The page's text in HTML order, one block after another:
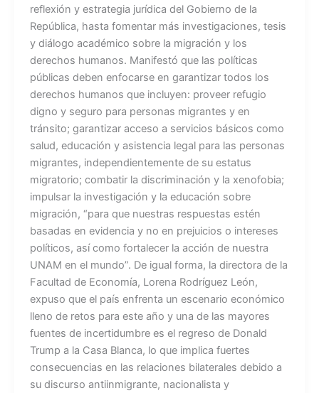
reflexión y estrategia jurídica del Gobierno de la
República, hasta fomentar más investigaciones, tesis
y diálogo académico sobre la migración y los
derechos humanos. Manifestó que las políticas
públicas deben enfocarse en garantizar todos los
derechos humanos que incluyen: proveer refugio
digno y seguro para personas migrantes y en
tránsito; garantizar acceso a servicios básicos como
salud, educación y asistencia legal para las personas
migrantes, independientemente de su estatus
migratorio; combatir la discriminación y la xenofobia;
impulsar la investigación y la educación sobre
migración, “para que nuestras respuestas estén
basadas en evidencia y no en prejuicios o intereses
políticos, así como fortalecer la acción de nuestra
UNAM en el mundo”. De igual forma, la directora de la
Facultad de Economía, Lorena Rodríguez León,
expuso que el país enfrenta un escenario económico
lleno de retos para este año y una de las mayores
fuentes de incertidumbre es el regreso de Donald
Trump a la Casa Blanca, lo que implica fuertes
consecuencias en las relaciones bilaterales debido a
su discurso antiinmigrante, nacionalista y